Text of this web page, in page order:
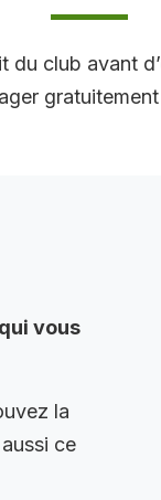
du club avant
vous
la
ce